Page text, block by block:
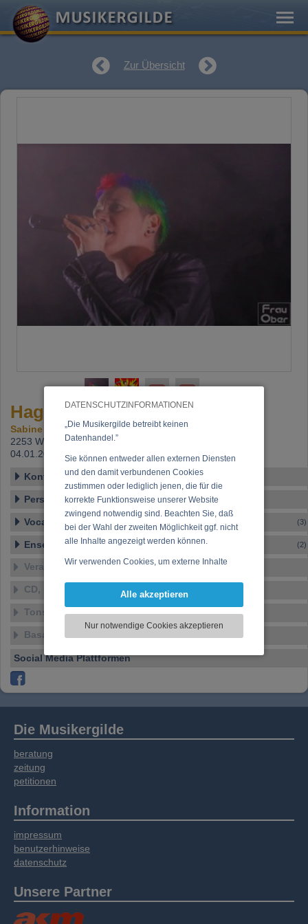
DATENSCHUTZINFORMATIONEN
„Die Musikergilde betreibt keinen
Datenhandel.”
Sie können entweder allen externen Diensten
und den damit verbundenen Cookies
zustimmen oder lediglich jenen, die für die
korrekte Funktionsweise unserer Website
zwingend notwendig sind. Beachten Sie, daß
bei der Wahl der zweiten Möglichkeit ggf. nicht
alle Inhalte angezeigt werden können.
Wir verwenden Cookies, um externe Inhalte
Funktionen für soziale Medien anbieten zu
zu analysieren. Dabei werden ggf.
Informationen zu Ihrer Verwendung unserer
soziale Medien, Werbung und Analysen
Dienste gesammelt haben.
Alle akzeptieren
Nur notwendige Cookies akzeptieren
Zur Übersicht
Hagn, Bine
Sabine Hagn
2253 Weikendorf,
Beitritt: 16.02.2018, letzte Änderung:
04.01.2022
Kontakt
Personen-Details
Vocal – Instrumental – Komposition... (3)
Ensembles (2)
Veranstaltungen
CD, DVD, Vinyl
Tonstudio
Basar
Social Media Plattformen
Die Musikergilde
beratung
zeitung
petitionen
Information
impressum
benutzerhinweise
datenschutz
Unsere Partner